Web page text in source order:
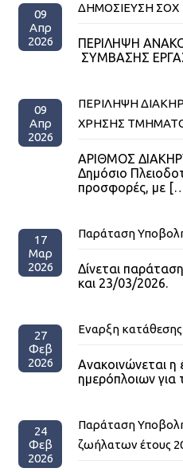
ΔΗΜΟΣΙΕΥΣΗ ΣΟΧ
09
Απρ
2026
ΠΕΡΙΛΗΨΗ
ΣΥΜΒΑΣΗΣ
ΠΕΡΙΛΗΨΗ
ΧΡΗΣΗΣ
09
Απρ
2026
ΑΡΙΘΜΟΣ
Δημόσιο
προσφορές, με
Παράταση
17
Μαρ
2026
Δίνεται
και 23/03/2026.
Εναρξη
27
Φεβ
2026
Ανακοινώνεται η
ημερόπλοιων
Παράταση
ζωήλατων έτους
24
Φεβ
2026